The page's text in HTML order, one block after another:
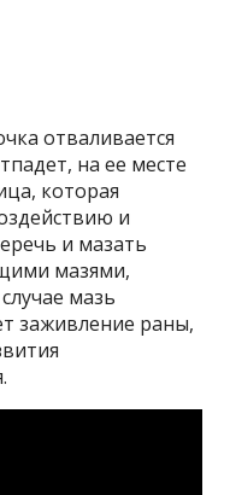
отваливается
на ее месте
которая
и
и мазать
мазями,
мазь
заживление раны,